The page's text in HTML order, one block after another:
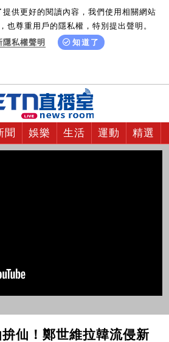
提供更好的閱讀內容，我們使用相關網站
也尊重用戶的隱私權，特別提出聲明。
隱私權聲明
知道了
聞 娛樂 生活 運動 精選
仙！鄭世維拉韓流侵新